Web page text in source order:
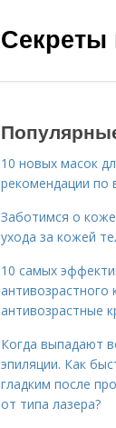
Секреты
10 новых масок
рекомендации по
Заботимся о
ухода за кожей
10 самых
антивозрастного
антивозрастные
Когда выпадают
эпиляции. Как
гладким после
от типа лазера?